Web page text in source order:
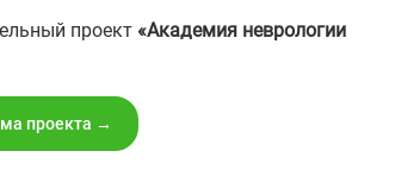
проект «Академия неврологии
проекта →